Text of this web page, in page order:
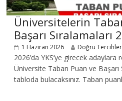
Üniversitelerin
Başarı Sıralamaları
1 Haziran 2026 Doğru Tercihler
2026’da YKS’ye girecek
Üniversite Taban Puan ve Başarı
tabloda bulacaksınız. Taban